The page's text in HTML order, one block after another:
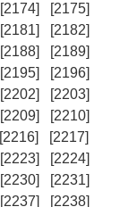
[2174]
[2175]
[2181]
[2182]
[2188]
[2189]
[2195]
[2196]
[2202]
[2203]
[2209]
[2210]
[2216]
[2217]
[2223]
[2224]
[2230]
[2231]
[2237]
[2238]